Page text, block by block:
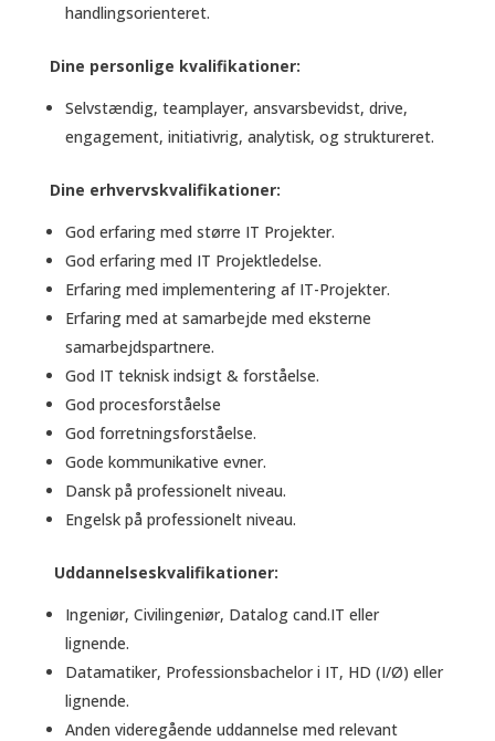
handlingsorienteret.
Dine personlige kvalifikationer:
Selvstændig, teamplayer, ansvarsbevidst, drive,
engagement, initiativrig, analytisk, og struktureret.
Dine erhvervskvalifikationer:
God erfaring med større IT Projekter.
God erfaring med IT Projektledelse.
Erfaring med implementering af IT-Projekter.
Erfaring med at samarbejde med eksterne
samarbejdspartnere.
God IT teknisk indsigt & forståelse.
God procesforståelse
God forretningsforståelse.
Gode kommunikative evner.
Dansk på professionelt niveau.
Engelsk på professionelt niveau.
Uddannelseskvalifikationer:
Ingeniør, Civilingeniør, Datalog cand.IT eller
lignende.
Datamatiker, Professionsbachelor i IT, HD (I/Ø) eller
lignende.
Anden videregående uddannelse med relevant